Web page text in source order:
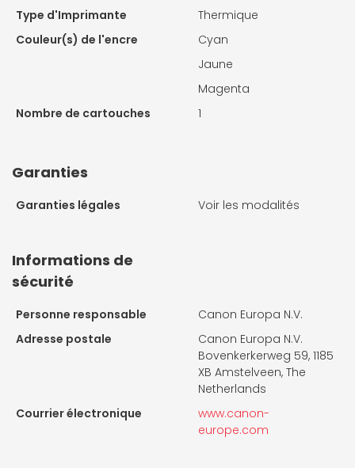
Type d'Imprimante
Thermique
Couleur(s) de l'encre
Cyan
Jaune
Magenta
Nombre de cartouches
1
Garanties
Garanties légales Voir les modalités
Informations de
sécurité
Personne responsable
Canon Europa N.V.
Adresse postale
Canon Europa N.V.
Bovenkerkerweg 59, 1185
XB Amstelveen, The
Netherlands
Courrier électronique
www.canon-
europe.com